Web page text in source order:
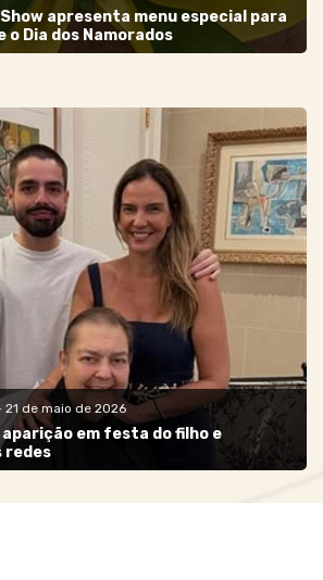
apresenta menu especial para
o Dia dos Namorados
21 de maio de 2026
em festa do filho e
redes